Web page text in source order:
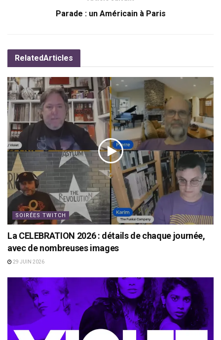
Parade : un Américain à Paris
RelatedArticles
SOIRÉES TWITCH
La CELEBRATION 2026 : détails de chaque journée,
avec de nombreuses images
29 JUIN 2026